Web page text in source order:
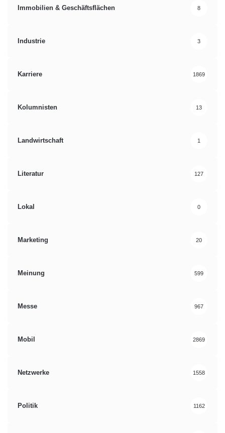
Quelle: presseportal
Konjunktur Reindustrialisierung der USA
Immobilien & Geschäftsflächen 8
Industrie 3
Karriere 1869
Kolumnisten 13
Landwirtschaft 1
Literatur 127
Lokal 0
Marketing 20
Meinung 599
Messe 967
Mobil 2869
Netzwerke 1558
Politik 1162